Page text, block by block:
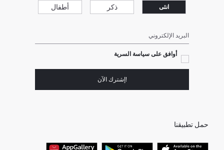
انثى ذكر أطفال
البريد الإلكتروني
أوافق على سياسة السرية
!إشترك الآن
حمل تطبيقنا